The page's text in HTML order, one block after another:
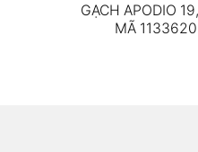
GẠCH APODIO
MÃ